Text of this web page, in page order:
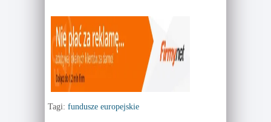
e
w
w
i
n
d
o
w
)
n
w
w
i
d
o
Tagi: fundusze europejskie